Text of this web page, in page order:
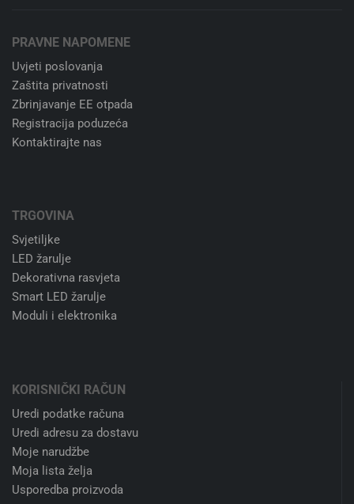
PRAVNE NAPOMENE
Uvjeti poslovanja
Zaštita privatnosti
Zbrinjavanje EE otpada
Registracija poduzeća
Kontaktirajte nas
TRGOVINA
Svjetiljke
LED žarulje
Dekorativna rasvjeta
Smart LED žarulje
Moduli i elektronika
KORISNIČKI RAČUN
Uredi podatke računa
Uredi adresu za dostavu
Moje narudžbe
Moja lista želja
Usporedba proizvoda